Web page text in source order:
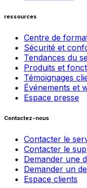
ressources
Centre de
Sécurité et
Tendances du
Produits et
Témoignages
Événements et
Espace presse
Contactez-nous
Contacter le
Contacter le
Demander une
Demander un
Espace clients